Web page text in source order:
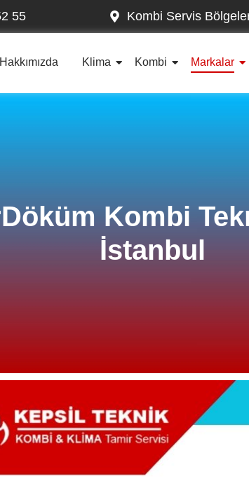
55 Kombi Servis
Hakkımızda Klima Kombi Markalar
Kombi
İstanbul